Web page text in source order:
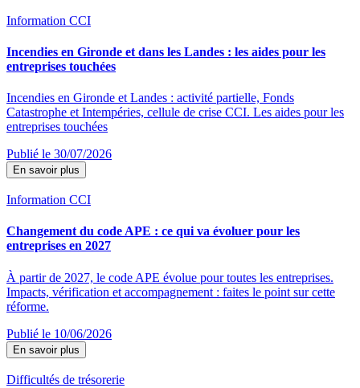
Information CCI
Incendies en Gironde et dans les Landes : les aides pour les
entreprises touchées
Incendies en Gironde et Landes : activité partielle, Fonds
Catastrophe et Intempéries, cellule de crise CCI. Les aides pour les
entreprises touchées
Publié le 30/07/2026
En savoir plus
Information CCI
Changement du code APE : ce qui va évoluer pour les
entreprises en 2027
À partir de 2027, le code APE évolue pour toutes les entreprises.
Impacts, vérification et accompagnement : faites le point sur cette
réforme.
Publié le 10/06/2026
En savoir plus
Difficultés de trésorerie